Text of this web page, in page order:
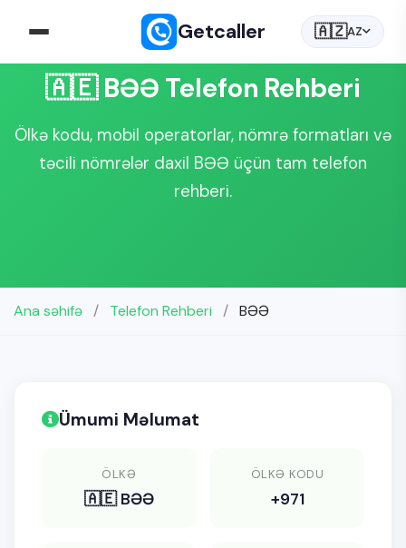
Getcaller 🇦🇿AZ
🇦🇪 BƏƏ Telefon Rehberi
Ölkə kodu, mobil operatorlar, nömrə formatları və
təcili nömrələr daxil BƏƏ üçün tam telefon
rehberi.
Ana səhifə / Telefon Rehberi / BƏƏ
Ümumi Məlumat
ÖLKƏ
🇦🇪 BƏƏ
ÖLKƏ KODU
+971